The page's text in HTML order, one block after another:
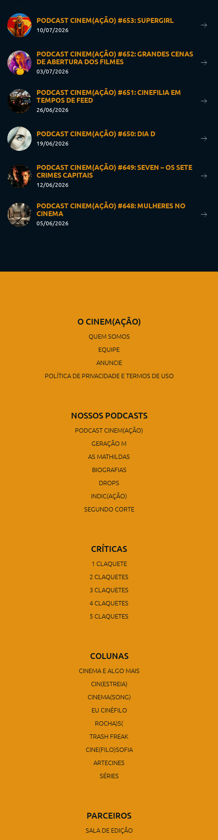
PODCAST CINEM(AÇÃO) #653: SUPERGIRL
10/07/2026
PODCAST CINEM(AÇÃO) #652: GRANDES CENAS
DE ABERTURA DOS FILMES
03/07/2026
PODCAST CINEM(AÇÃO) #651: CINEFILIA EM
TEMPOS DE FEED
26/06/2026
PODCAST CINEM(AÇÃO) #650: DIA D
19/06/2026
PODCAST CINEM(AÇÃO) #649: SEVEN – OS SETE
CRIMES CAPITAIS
12/06/2026
PODCAST CINEM(AÇÃO) #648: MULHERES NO
CINEMA
05/06/2026
O CINEM(AÇÃO)
QUEM SOMOS
EQUIPE
ANUNCIE
POLÍTICA DE PRIVACIDADE E TERMOS DE USO
NOSSOS PODCASTS
PODCAST CINEM(AÇÃO)
GERAÇÃO M
AS MATHILDAS
BIOGRAFIAS
DROPS
INDIC(AÇÃO)
SEGUNDO CORTE
CRÍTICAS
1 CLAQUETE
2 CLAQUETES
3 CLAQUETES
4 CLAQUETES
5 CLAQUETES
COLUNAS
CINEMA E ALGO MAIS
CIN(ESTREIA)
CINEMA(SONG)
EU CINÉFILO
ROCHA)S(
TRASH FREAK
CINE(FILO)SOFIA
ARTECINES
SÉRIES
PARCEIROS
SALA DE EDIÇÃO